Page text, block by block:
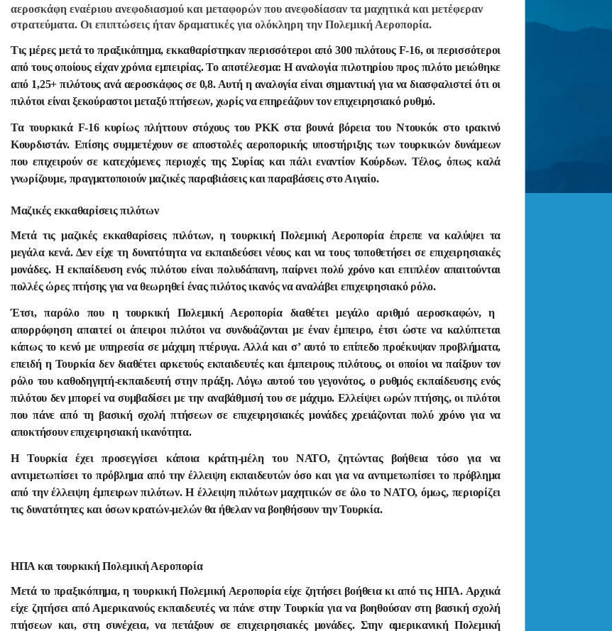
αεροσκάφη εναέριου ανεφοδιασμού και μεταφορών που ανεφοδίασαν τα μαχητικά και μετέφεραν
στρατεύματα. Οι επιπτώσεις ήταν δραματικές για ολόκληρη την Πολεμική Αεροπορία.
Τις μέρες μετά το πραξικόπημα, εκκαθαρίστηκαν περισσότεροι από 300 πιλότους F-16, οι περισσότεροι
από τους οποίους είχαν χρόνια εμπειρίας. Το αποτέλεσμα: Η αναλογία πιλοτηρίου προς πιλότο μειώθηκε
από 1,25+ πιλότους ανά αεροσκάφος σε 0,8. Αυτή η αναλογία είναι σημαντική για να διασφαλιστεί ότι οι
πιλότοι είναι ξεκούραστοι μεταξύ πτήσεων, χωρίς να επηρεάζουν τον επιχειρησιακό ρυθμό.
Τα τουρκικά F-16 κυρίως πλήττουν στόχους του PKK στα βουνά βόρεια του Ντουκόκ στο ιρακινό
Κουρδιστάν. Επίσης συμμετέχουν σε αποστολές αεροπορικής υποστήριξης των τουρκικών δυνάμεων
που επιχειρούν σε κατεχόμενες περιοχές της Συρίας και πάλι εναντίον Κούρδων. Τέλος, όπως καλά
γνωρίζουμε, πραγματοποιούν μαζικές παραβιάσεις και παραβάσεις στο Αιγαίο.
Μαζικές εκκαθαρίσεις πιλότων
Μετά τις μαζικές εκκαθαρίσεις πιλότων, η τουρκική Πολεμική Αεροπορία έπρεπε να καλύψει τα
μεγάλα κενά. Δεν είχε τη δυνατότητα να εκπαιδεύσει νέους και να τους τοποθετήσει σε επιχειρησιακές
μονάδες. Η εκπαίδευση ενός πιλότου είναι πολυδάπανη, παίρνει πολύ χρόνο και επιπλέον απαιτούνται
πολλές ώρες πτήσης για να θεωρηθεί ένας πιλότος ικανός να αναλάβει επιχειρησιακό ρόλο.
Έτσι, παρόλο που η τουρκική Πολεμική Αεροπορία διαθέτει μεγάλο αριθμό αεροσκαφών, η
απορρόφηση απαιτεί οι άπειροι πιλότοι να συνδυάζονται με έναν έμπειρο, έτσι ώστε να καλύπτεται
κάπως το κενό με υπηρεσία σε μάχιμη πτέρυγα. Αλλά και σ’ αυτό το επίπεδο προέκυψαν προβλήματα,
επειδή η Τουρκία δεν διαθέτει αρκετούς εκπαιδευτές και έμπειρους πιλότους, οι οποίοι να παίξουν τον
ρόλο του καθοδηγητή-εκπαιδευτή στην πράξη. Λόγω αυτού του γεγονότος, ο ρυθμός εκπαίδευσης ενός
πιλότου δεν μπορεί να συμβαδίσει με την αναβάθμισή του σε μάχιμο. Ελλείψει ωρών πτήσης, οι πιλότοι
που πάνε από τη βασική σχολή πτήσεων σε επιχειρησιακές μονάδες χρειάζονται πολύ χρόνο για να
αποκτήσουν επιχειρησιακή ικανότητα.
Η Τουρκία έχει προσεγγίσει κάποια κράτη-μέλη του ΝΑΤΟ, ζητώντας βοήθεια τόσο για να
αντιμετωπίσει το πρόβλημα από την έλλειψη εκπαιδευτών όσο και για να αντιμετωπίσει το πρόβλημα
από την έλλειψη έμπειρων πιλότων. Η έλλειψη πιλότων μαχητικών σε όλο το ΝΑΤΟ, όμως, περιορίζει
τις δυνατότητες και όσων κρατών-μελών θα ήθελαν να βοηθήσουν την Τουρκία.
ΗΠΑ και τουρκική Πολεμική Αεροπορία
Μετά το πραξικόπημα, η τουρκική Πολεμική Αεροπορία είχε ζητήσει βοήθεια κι από τις ΗΠΑ. Αρχικά
είχε ζητήσει από Αμερικανούς εκπαιδευτές να πάνε στην Τουρκία για να βοηθούσαν στη βασική σχολή
πτήσεων και, στη συνέχεια, να πετάξουν σε επιχειρησιακές μονάδες. Στην αμερικανική Πολεμική